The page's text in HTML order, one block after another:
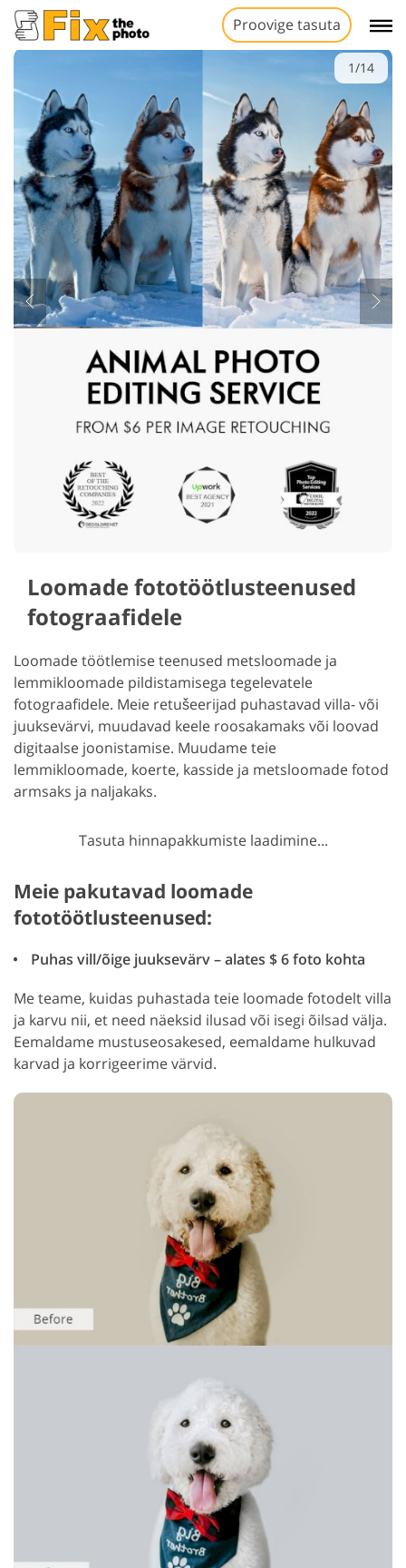
Proovige tasuta
1/14
Loomade fototöötlusteenused
fotograafidele
Loomade töötlemise teenused metsloomade ja
lemmikloomade pildistamisega tegelevatele
fotograafidele. Meie retušeerijad puhastavad villa- või
juuksevärvi, muudavad keele roosakamaks või loovad
digitaalse joonistamise. Muudame teie
lemmikloomade, koerte, kasside ja metsloomade fotod
armsaks ja naljakaks.
Tasuta hinnapakkumiste laadimine...
Meie pakutavad loomade
fototöötlusteenused:
Puhas vill/õige juuksevärv – alates $ 6 foto kohta
Me teame, kuidas puhastada teie loomade fotodelt villa
ja karvu nii, et need näeksid ilusad või isegi õilsad välja.
Eemaldame mustuseosakesed, eemaldame hulkuvad
karvad ja korrigeerime värvid.